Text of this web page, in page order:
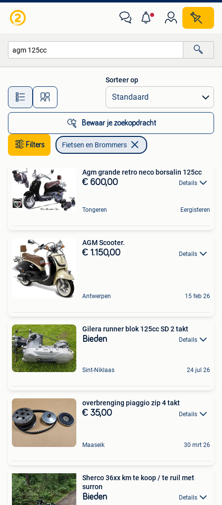
Alle afstanden…
Sorteer op
Bewaar je zoekopdracht
Filters Fietsen en Brommers
Agm grande retro neco borsalin 125cc
€ 600,00 Details
Tongeren Eergisteren
AGM Scooter.
€ 1.150,00 Details
Antwerpen 15 feb 26
Gilera runner blok 125cc SD 2 takt
Bieden Details
Sint-Niklaas 24 jul 26
overbrenging piaggio zip 4 takt
€ 35,00 Details
Maaseik 30 mrt 26
Sherco 36xx km te koop / te ruil met
surron
Bieden Details